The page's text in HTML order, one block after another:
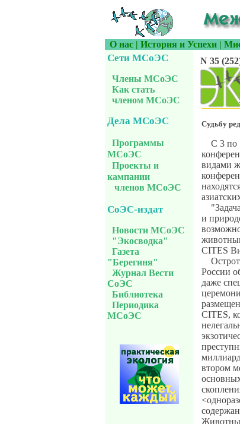
О нас | История и Успехи |
Сети МСоЭС
Члены МСоЭС
Как стать
членом МСоЭС
Дела МСоЭС
Программы
МСоЭС
Проекты и
кампании
членов МСоЭС
СоЭС-издат
Новости МСоЭС
"Экосводка"
Газета
"Берегиня"
Журнал Вести
СоЭС
Библиотека
Периодика
МСоЭС
N 35
Судьбу
С 3 по
видами
и
CITES
России
даже
CITES,
втором